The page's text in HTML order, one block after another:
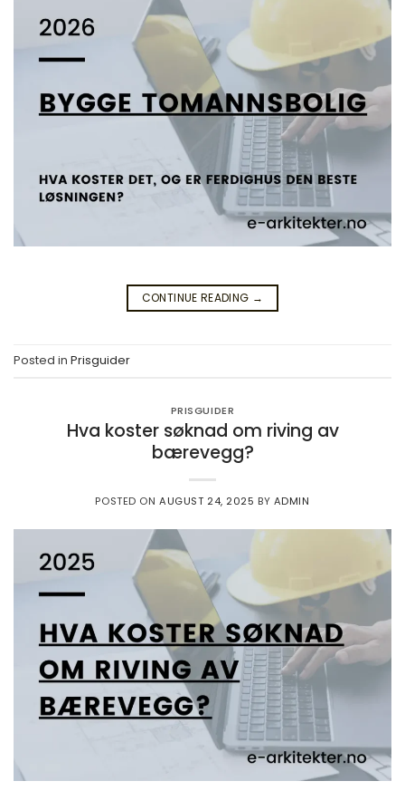
CONTINUE READING →
Posted in Prisguider
PRISGUIDER
Hva koster søknad om riving av
bærevegg?
POSTED ONAUGUST 24, 2025 BY ADMIN